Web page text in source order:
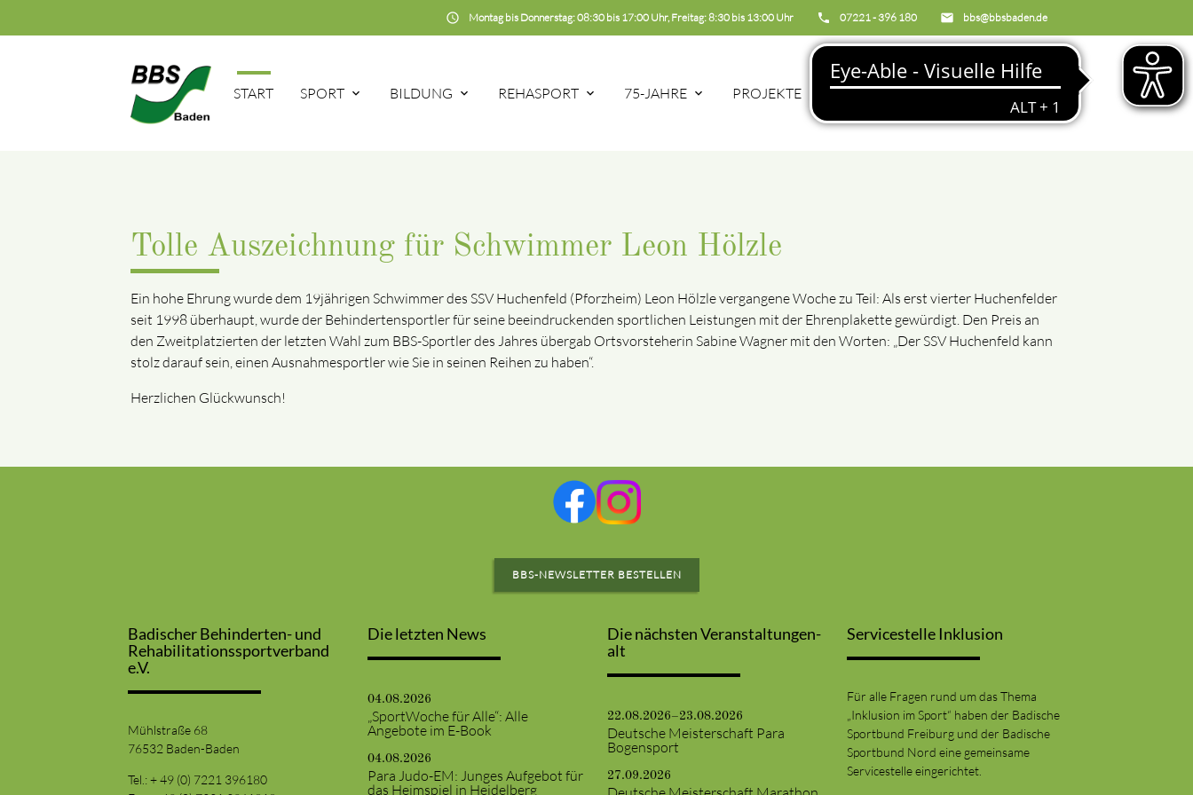
email bbs@bbsbaden.de
phone 07221 - 396 180
schedule Montag bis Donnerstag: 08:30 bis 17:00 Uhr, Freitag: 8:30 bis 13:00 Uhr
START SPORT BILDUNG REHASPORT 75-JAHRE PROJEKTE BBS search
Tolle Auszeichnung für Schwimmer Leon Hölzle
Ein hohe Ehrung wurde dem 19jährigen Schwimmer des SSV Huchenfeld (Pforzheim) Leon Hölzle vergangene Woche zu Teil: Als erst vierter Huchenfelder
seit 1998 überhaupt, wurde der Behindertensportler für seine beeindruckenden sportlichen Leistungen mit der Ehrenplakette gewürdigt. Den Preis an
den Zweitplatzierten der letzten Wahl zum BBS-Sportler des Jahres übergab Ortsvorsteherin Sabine Wagner mit den Worten: „Der SSV Huchenfeld kann
stolz darauf sein, einen Ausnahmesportler wie Sie in seinen Reihen zu haben“.
Herzlichen Glückwunsch!
BBS-NEWSLETTER BESTELLEN
Badischer Behinderten- und
Rehabilitationssportverband
e.V.
Mühlstraße 68
76532 Baden-Baden
Tel.: + 49 (0) 7221 396180
Die letzten News
04.08.2026
„SportWoche für Alle“: Alle
Angebote im E-Book
04.08.2026
Para Judo-EM: Junges Aufgebot für
das Heimspiel in Heidelberg
Die nächsten Veranstaltungen-
alt
22.08.2026–23.08.2026
Deutsche Meisterschaft Para
Bogensport
27.09.2026
Servicestelle Inklusion
Für alle Fragen rund um das Thema
„Inklusion im Sport“ haben der Badische
Sportbund Freiburg und der Badische
Sportbund Nord eine gemeinsame
Servicestelle eingerichtet.